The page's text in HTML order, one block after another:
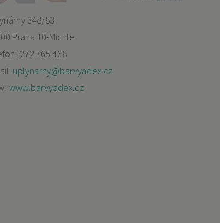
348/83
Praha 10-Michle
272 765 468
uplynarny@barvyadex.cz
www.barvyadex.cz